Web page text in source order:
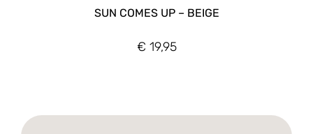
SUN COMES UP – BEIGE
€ 19,95